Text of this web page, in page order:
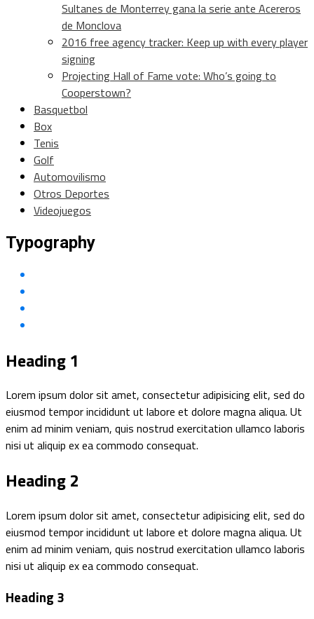
Sultanes de Monterrey gana la serie ante Acereros
de Monclova
2016 free agency tracker: Keep up with every player
signing
Projecting Hall of Fame vote: Who’s going to
Cooperstown?
Basquetbol
Box
Tenis
Golf
Automovilismo
Otros Deportes
Videojuegos
Typography
Heading 1
Lorem ipsum dolor sit amet, consectetur adipisicing elit, sed do
eiusmod tempor incididunt ut labore et dolore magna aliqua. Ut
enim ad minim veniam, quis nostrud exercitation ullamco laboris
nisi ut aliquip ex ea commodo consequat.
Heading 2
Lorem ipsum dolor sit amet, consectetur adipisicing elit, sed do
eiusmod tempor incididunt ut labore et dolore magna aliqua. Ut
enim ad minim veniam, quis nostrud exercitation ullamco laboris
nisi ut aliquip ex ea commodo consequat.
Heading 3